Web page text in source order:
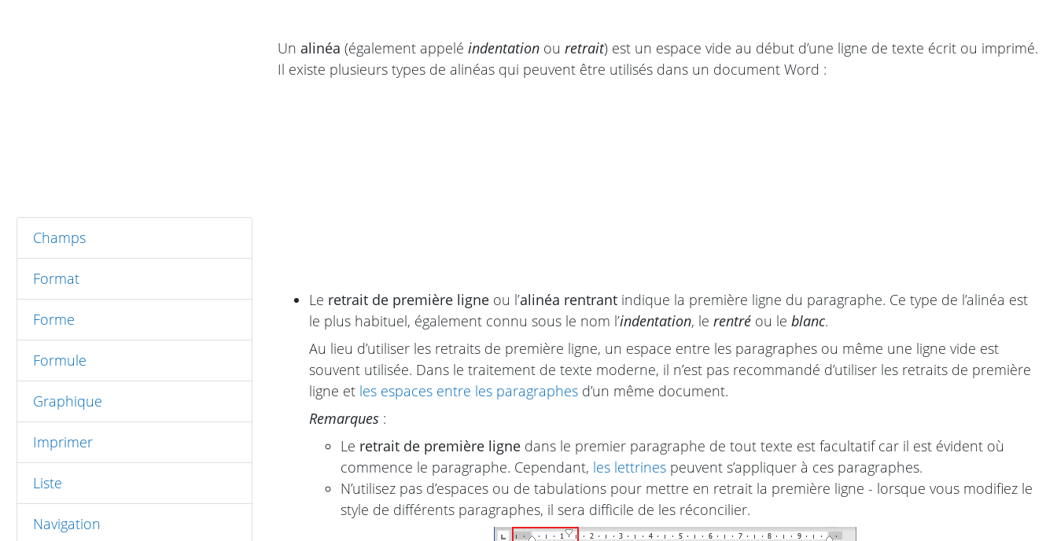
Champs
Format
Forme
Formule
Graphique
Imprimer
Liste
Navigation
Un alinéa (également appelé indentation ou retrait) est un espace vide au début d’une ligne de texte écrit ou imprimé.
Il existe plusieurs types de alinéas qui peuvent être utilisés dans un document Word :
Le retrait de première ligne ou l’alinéa rentrant indique la première ligne du paragraphe. Ce type de l’alinéa est
le plus habituel, également connu sous le nom l’indentation, le rentré ou le blanc.
Au lieu d’utiliser les retraits de première ligne, un espace entre les paragraphes ou même une ligne vide est
souvent utilisée. Dans le traitement de texte moderne, il n’est pas recommandé d’utiliser les retraits de première
ligne et les espaces entre les paragraphes d’un même document.
Remarques :
Le retrait de première ligne dans le premier paragraphe de tout texte est facultatif car il est évident où
commence le paragraphe. Cependant, les lettrines peuvent s’appliquer à ces paragraphes.
N’utilisez pas d’espaces ou de tabulations pour mettre en retrait la première ligne - lorsque vous modifiez le
style de différents paragraphes, il sera difficile de les réconcilier.